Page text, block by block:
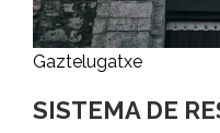
Gaztelugatxe
SISTEMA DE